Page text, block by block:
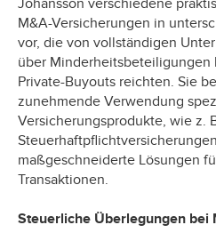
M&A-Versicherungen in
vor, die von vollständigen
über Minderheitsbeteiligungen
Private-Buyouts reichten. Sie
zunehmende Verwendung
Versicherungsprodukte, wie z.
maßgeschneiderte Lösungen
Transaktionen.
Steuerliche Überlegungen bei